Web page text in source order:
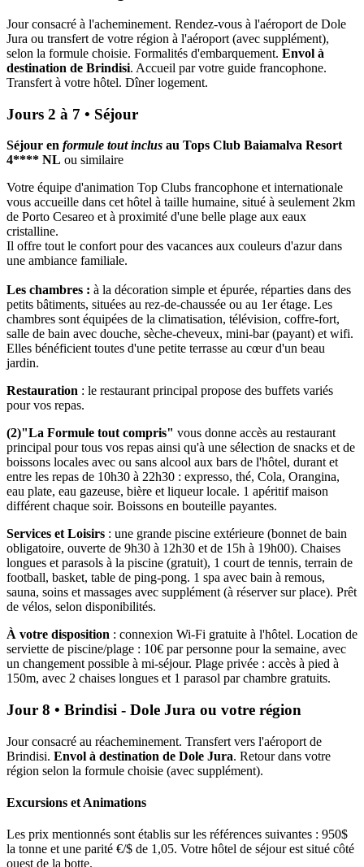
Jour consacré à l'acheminement. Rendez-vous à l'aéroport de Dole
Jura ou transfert de votre région à l'aéroport (avec supplément),
selon la formule choisie. Formalités d'embarquement. Envol à
destination de Brindisi. Accueil par votre guide francophone.
Transfert à votre hôtel. Dîner logement.
Jours 2 à 7 • Séjour
Séjour en formule tout inclus au Tops Club Baiamalva Resort
4**** NL ou similaire
Votre équipe d'animation Top Clubs francophone et internationale
vous accueille dans cet hôtel à taille humaine, situé à seulement 2km
de Porto Cesareo et à proximité d'une belle plage aux eaux
cristalline.
Il offre tout le confort pour des vacances aux couleurs d'azur dans
une ambiance familiale.
Les chambres : à la décoration simple et épurée, réparties dans des
petits bâtiments, situées au rez-de-chaussée ou au 1er étage. Les
chambres sont équipées de la climatisation, télévision, coffre-fort,
salle de bain avec douche, sèche-cheveux, mini-bar (payant) et wifi.
Elles bénéficient toutes d'une petite terrasse au cœur d'un beau
jardin.
Restauration : le restaurant principal propose des buffets variés
pour vos repas.
(2)"La Formule tout compris" vous donne accès au restaurant
principal pour tous vos repas ainsi qu'à une sélection de snacks et de
boissons locales avec ou sans alcool aux bars de l'hôtel, durant et
entre les repas de 10h30 à 22h30 : expresso, thé, Cola, Orangina,
eau plate, eau gazeuse, bière et liqueur locale. 1 apéritif maison
différent chaque soir. Boissons en bouteille payantes.
Services et Loisirs : une grande piscine extérieure (bonnet de bain
obligatoire, ouverte de 9h30 à 12h30 et de 15h à 19h00). Chaises
longues et parasols à la piscine (gratuit), 1 court de tennis, terrain de
football, basket, table de ping-pong. 1 spa avec bain à remous,
sauna, soins et massages avec supplément (à réserver sur place). Prêt
de vélos, selon disponibilités.
À votre disposition : connexion Wi-Fi gratuite à l'hôtel. Location de
serviette de piscine/plage : 10€ par personne pour la semaine, avec
un changement possible à mi-séjour. Plage privée : accès à pied à
150m, avec 2 chaises longues et 1 parasol par chambre gratuits.
Jour 8 • Brindisi - Dole Jura ou votre région
Jour consacré au réacheminement. Transfert vers l'aéroport de
Brindisi. Envol à destination de Dole Jura. Retour dans votre
région selon la formule choisie (avec supplément).
Excursions et Animations
Les prix mentionnés sont établis sur les références suivantes : 950$
la tonne et une parité €/$ de 1,05. Votre hôtel de séjour est situé côté
ouest de la botte.